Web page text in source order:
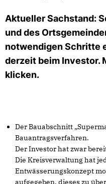
Aktueller Sachstand:
und des
notwendigen Schritte
derzeit beim Investor.
klicken.
Der Bauabschnitt
Bauantragsverfahren.
Der Investor hat zwar
Die Kreisverwaltung hat
Entwässerungskonzept
aufgegeben, dieses zu